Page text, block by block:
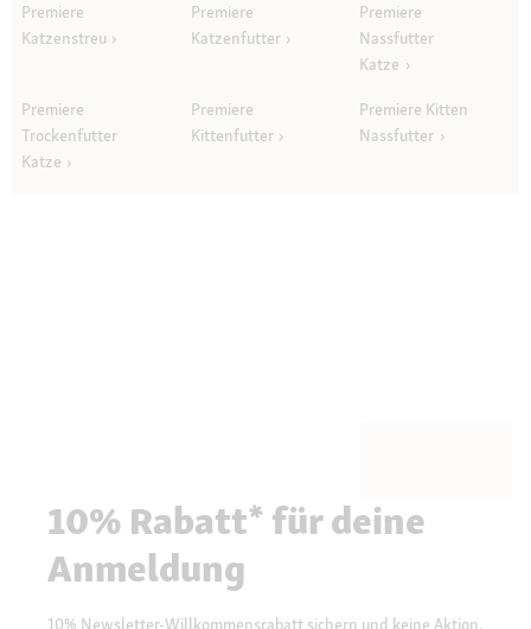
Premiere
Katzenstreu
Premiere
Katzenfutter
Premiere
Nassfutter
Katze
Premiere
Trockenfutter
Katze
Premiere
Kittenfutter
Premiere Kitten
Nassfutter
10% Rabatt* für deine
Anmeldung
10% Newsletter-Willkommensrabatt sichern und keine Aktion,